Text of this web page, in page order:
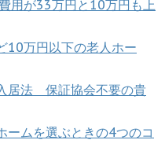
用が33万円と10万円も上
10万円以下の老人ホー
居法 保証協会不要の貴
ームを選ぶときの4つのコ